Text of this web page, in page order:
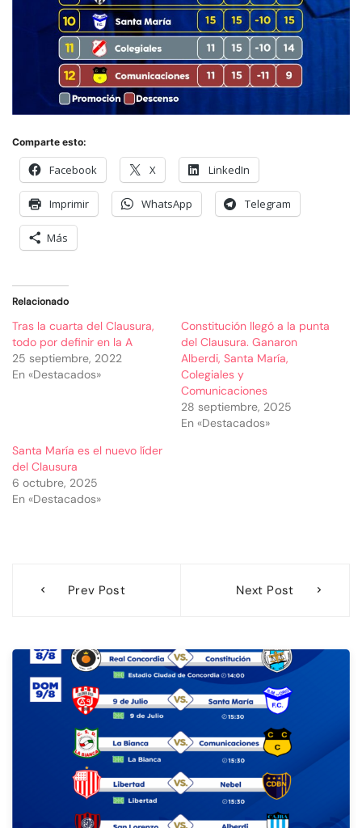
Comparte esto:
Facebook X LinkedIn
Imprimir WhatsApp Telegram
Más
Relacionado
Tras la cuarta del Clausura,
todo por definir en la A
25 septiembre, 2022
En «Destacados»
Constitución llegó a la punta
del Clausura. Ganaron
Alberdi, Santa María,
Colegiales y
Comunicaciones
28 septiembre, 2025
En «Destacados»
Santa María es el nuevo líder
del Clausura
6 octubre, 2025
En «Destacados»
Prev Post Next Post